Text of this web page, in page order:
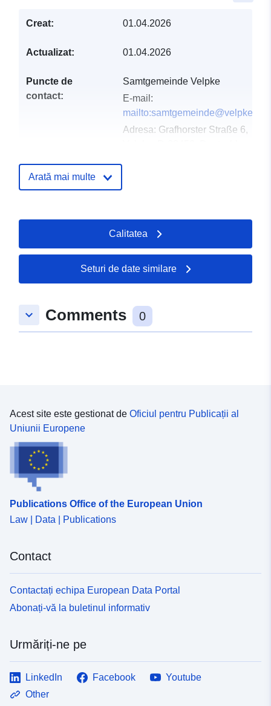
Creat: 01.04.2026
Actualizat: 01.04.2026
Puncte de
contact:
Samtgemeinde Velpke
E-mail:
mailto:samtgemeinde@velpke.de
Adresa: Grafhorster Straße 6,
Informații actualizate la data
25 July 2026
Coordonate:
52.4120121 ], [ 10.9342303,
52.4108015 ], [ 10.9310977,
52.4108015 ], [ 10.9310977,
Arată mai multe
Calitatea
Seturi de date similare
keyboard_arrow_down Comments 0
Acest site este gestionat de Oficiul pentru Publicații al
Uniunii Europene
Publications Office of the European Union
Law | Data | Publications
Contact
Contactați echipa European Data Portal
Abonați-vă la buletinul informativ
Urmăriți-ne pe
LinkedIn Facebook
Youtube
Other